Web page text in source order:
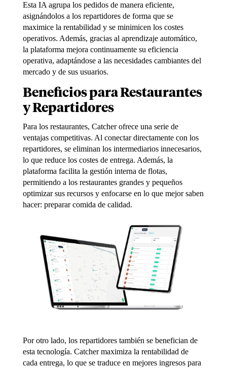
Esta IA agrupa los pedidos de manera eficiente,
asignándolos a los repartidores de forma que se
maximice la rentabilidad y se minimicen los costes
operativos. Además, gracias al aprendizaje automático,
la plataforma mejora continuamente su eficiencia
operativa, adaptándose a las necesidades cambiantes del
mercado y de sus usuarios.
BeneficiosparaRestaurantes
yRepartidores
Para los restaurantes, Catcher ofrece una serie de
ventajas competitivas. Al conectar directamente con los
repartidores, se eliminan los intermediarios innecesarios,
lo que reduce los costes de entrega. Además, la
plataforma facilita la gestión interna de flotas,
permitiendo a los restaurantes grandes y pequeños
optimizar sus recursos y enfocarse en lo que mejor saben
hacer: preparar comida de calidad.
Por otro lado, los repartidores también se benefician de
esta tecnología. Catchermaximiza la rentabilidad de
cada entrega, lo que se traduce en mejores ingresos para